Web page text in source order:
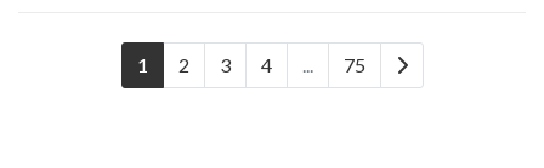
1 2 3 4 75